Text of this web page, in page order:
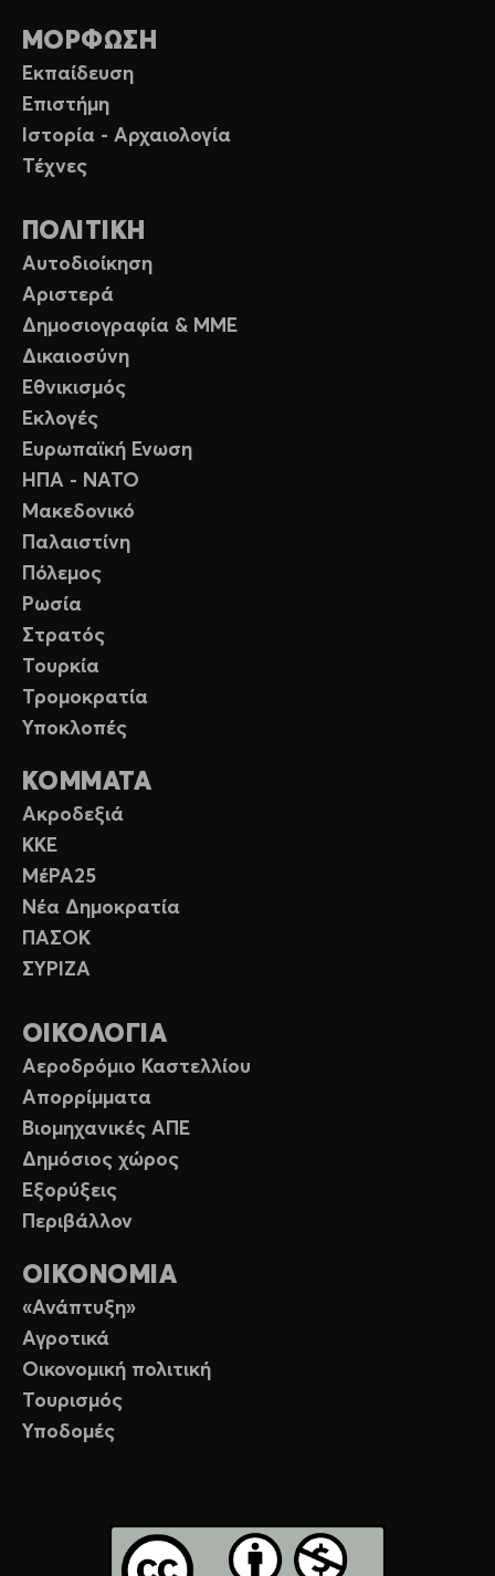
ΜΟΡΦΩΣΗ
Εκπαίδευση
Επιστήμη
Ιστορία - Αρχαιολογία
Τέχνες
ΠΟΛΙΤΙΚΗ
Αυτοδιοίκηση
Αριστερά
Δημοσιογραφία & ΜΜΕ
Δικαιοσύνη
Εθνικισμός
Εκλογές
Ευρωπαϊκή Ενωση
ΗΠΑ - ΝΑΤΟ
Μακεδονικό
Παλαιστίνη
Πόλεμος
Ρωσία
Στρατός
Τουρκία
Τρομοκρατία
Υποκλοπές
ΚΟΜΜΑΤΑ
Ακροδεξιά
ΚΚΕ
ΜέΡΑ25
Νέα Δημοκρατία
ΠΑΣΟΚ
ΣΥΡΙΖΑ
ΟΙΚΟΛΟΓΙΑ
Αεροδρόμιο Καστελλίου
Απορρίμματα
Βιομηχανικές ΑΠΕ
Δημόσιος χώρος
Εξορύξεις
Περιβάλλον
ΟΙΚΟΝΟΜΙΑ
«Ανάπτυξη»
Αγροτικά
Οικονομική πολιτική
Τουρισμός
Υποδομές